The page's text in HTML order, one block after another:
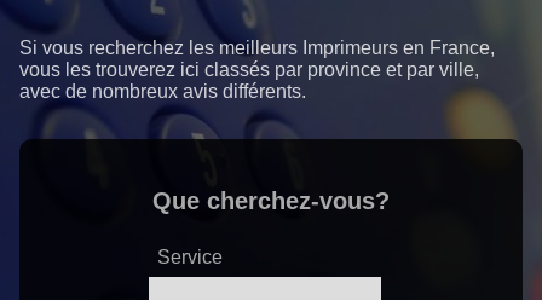
Si vous recherchez les meilleurs Imprimeurs en France,
vous les trouverez ici classés par province et par ville,
avec de nombreux avis différents.
Que cherchez-vous?
Service